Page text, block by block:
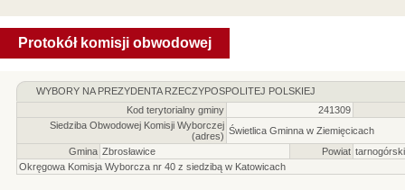
Protokół komisji obwodowej
WYBORY NA PREZYDENTA RZECZYPOSPOLITEJ POLSKIEJ
Kod terytorialny gminy
241309
Siedziba Obwodowej Komisji Wyborczej
(adres) Świetlica Gminna w Ziemięcicach
Gmina Zbrosławice Powiat tarnogórski
Okręgowa Komisja Wyborcza nr 40 z siedzibą w Katowicach